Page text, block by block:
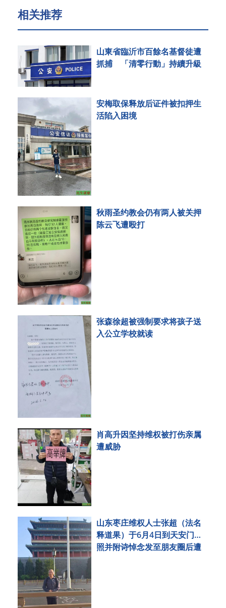
相关推荐
山東省臨沂市百餘名基督徒遭
抓捕 「清零行動」持續升級
安梅取保释放后证件被扣押生
活陷入困境
秋雨圣约教会仍有两人被关押
陈云飞遭殴打
张森徐超被强制要求将孩子送
入公立学校就读
肖高升因坚持维权被打伤亲属
遭威胁
山东枣庄维权人士张超（法名
释道果）于6月4日到天安门拍
照并附诗悼念发至朋友圈后遭